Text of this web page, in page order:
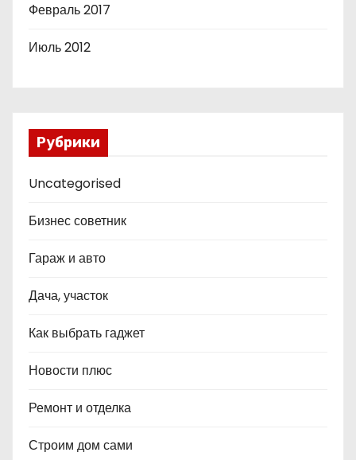
Февраль 2017
Июль 2012
Рубрики
Uncategorised
Бизнес советник
Гараж и авто
Дача, участок
Как выбрать гаджет
Новости плюс
Ремонт и отделка
Строим дом сами